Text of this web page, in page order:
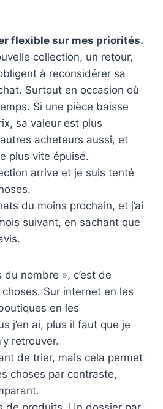
flexible sur mes priorités.
collection, un retour,
à reconsidérer sa
Surtout en occasion où
Si une pièce baisse
sa valeur est plus
acheteurs aussi, et
plus vite épuisé.
arrive et je suis tenté
du moins prochain, et j’ai
suivant, en sachant que
du nombre », c’est de
Sur internet en les
en les
j’en ai, plus il faut que je
retrouver.
de trier, mais cela permet
choses par contraste,